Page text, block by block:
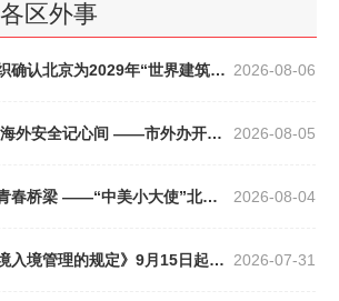
各区外事
2026-08-06
联合国教科文组织确认北京为2029年“世界建筑之都”
2026-08-05
领保知识送身边 海外安全记心间 ——市外办开展领...
2026-08-04
搭建中美友好的青春桥梁 ——“中美小大使”北京行...
2026-07-31
《国务院关于出境入境管理的规定》9月15日起施行